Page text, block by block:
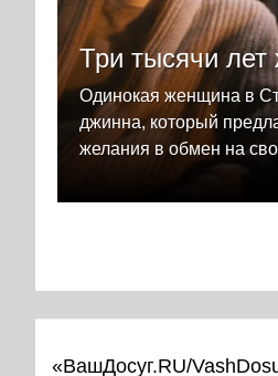
Три тысячи лет
Одинокая женщина в
джинна, который
желания в обмен на
«ВашДосуг.RU/